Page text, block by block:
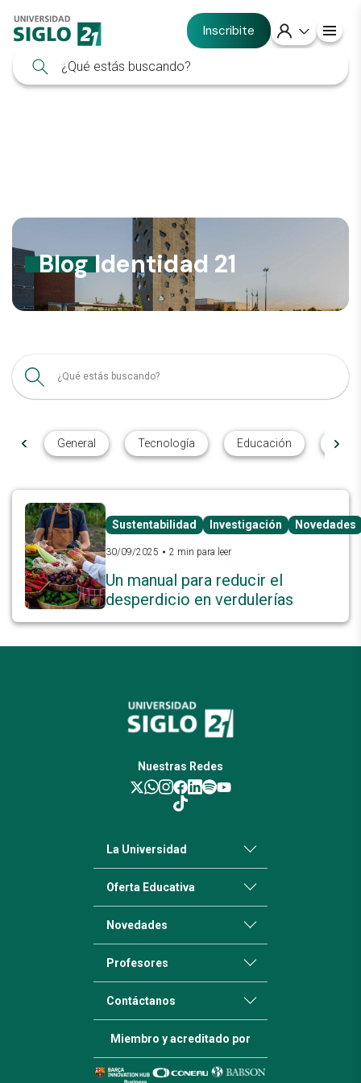
Inscribite
Blog Identidad 21
General Tecnología Educación
Sustentabilidad Investigación Novedades
30/09/2025 2 min para leer
Un manual para reducir el
desperdicio en verdulerías
Nuestras Redes
La Universidad
Oferta Educativa
Novedades
Profesores
Contáctanos
Miembro y acreditado por